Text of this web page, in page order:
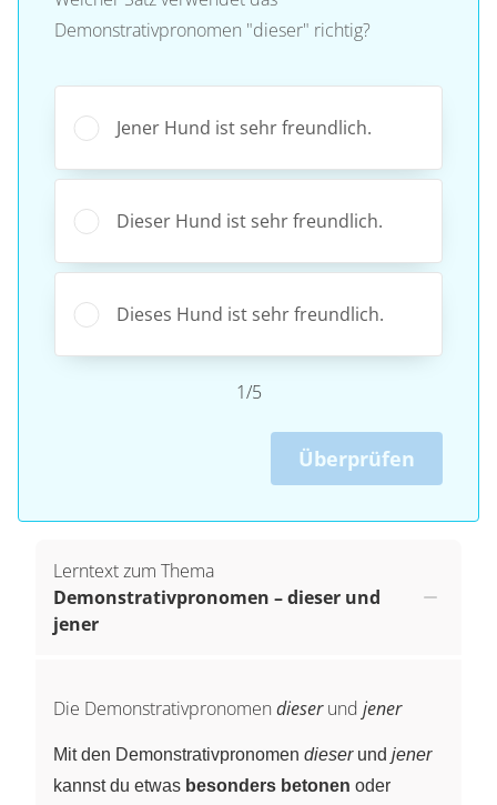
Demonstrativpronomen "dieser" richtig?
Jener Hund ist sehr freundlich.
Dieser Hund ist sehr freundlich.
Dieses Hund ist sehr freundlich.
1/5
Überprüfen
Lerntext zum Thema
Demonstrativpronomen – dieser und
jener
Die Demonstrativpronomen dieserund jener
Mit den Demonstrativpronomen dieserund jener
kannst du etwas besonders betonen oder